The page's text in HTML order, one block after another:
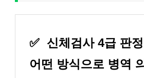
✅ 신체검사 4급 판
어떤 방식으로 병역